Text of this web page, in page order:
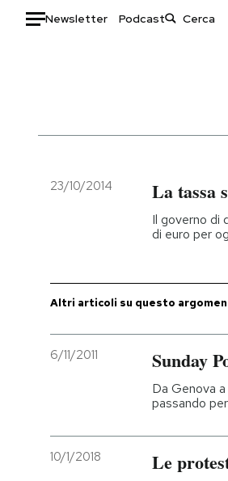
Newsletter Podcast
Italia
Politica
Economia
Ok
23/10/2014 La tassa
Il governo di
di euro per
Altri articoli su questo
6/11/2011 Sunday
Da Genova
passando
10/1/2018 Le